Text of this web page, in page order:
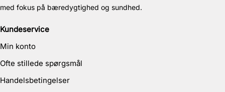
med fokus på bæredygtighed og sundhed.
Kundeservice
Min konto
Ofte stillede spørgsmål
Handelsbetingelser